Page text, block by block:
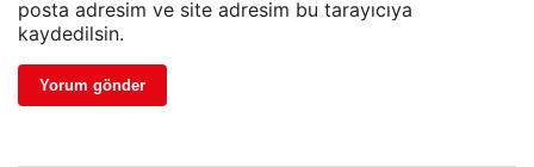
posta adresim ve site adresim bu tarayıcıya
kaydedilsin.